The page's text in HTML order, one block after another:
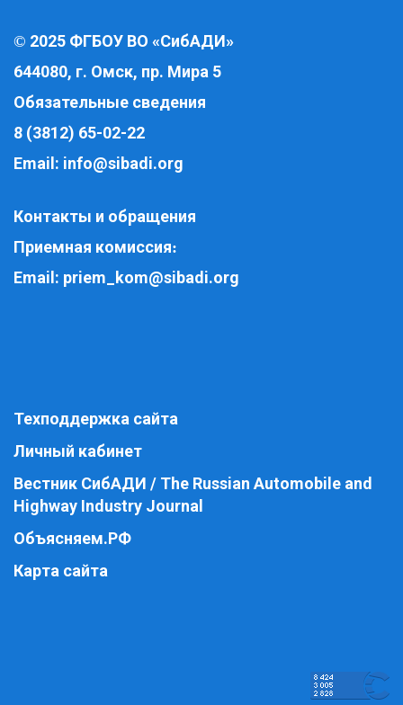
© 2025 ФГБОУ ВО «СибАДИ»
644080, г. Омск, пр. Мира 5
Обязательные сведения
8 (3812) 65-02-22
Email: info@sibadi.org
Контакты и обращения
Приемная комиссия:
Email: priem_kom@sibadi.org
Техподдержка сайта
Личный кабинет
Вестник СибАДИ / The Russian Automobile and
Highway Industry Journal
Объясняем.РФ
Карта сайта